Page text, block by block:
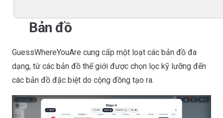
Bản đồ
GuessWhereYouAre cung cấp một loạt các bản đồ đa
dạng, từ các bản đồ thế giới được chọn lọc kỹ lưỡng đến
các bản đồ đặc biệt do cộng đồng tạo ra.